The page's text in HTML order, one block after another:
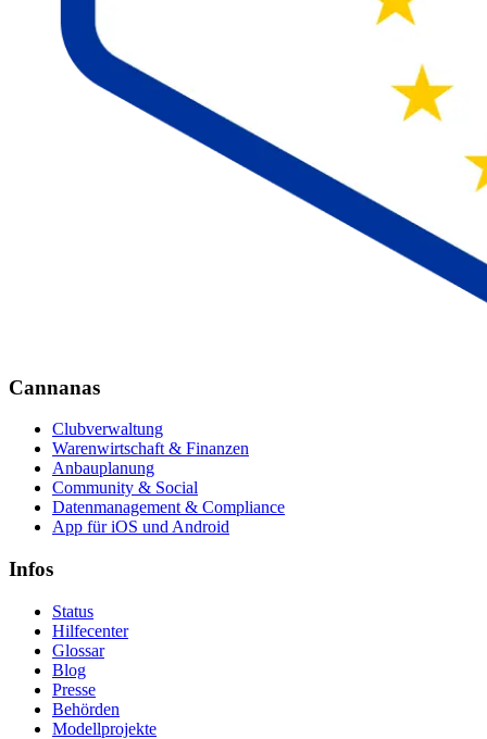
Cannanas
Clubverwaltung
Warenwirtschaft & Finanzen
Anbauplanung
Community & Social
Datenmanagement & Compliance
App für iOS und Android
Infos
Status
Hilfecenter
Glossar
Blog
Presse
Behörden
Modellprojekte